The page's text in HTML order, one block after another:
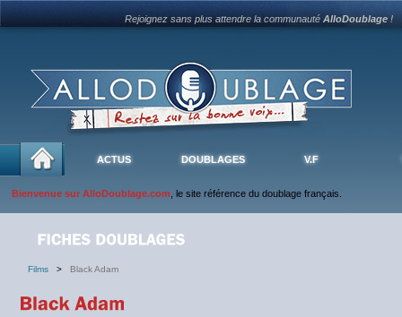
Rejoignez sans plus attendre la communautéAlloDoublage !
ACTUS DOUBLAGES V.F
Bienvenue sur AlloDoublage.com , le site référence du doublage français.
Films > Black Adam